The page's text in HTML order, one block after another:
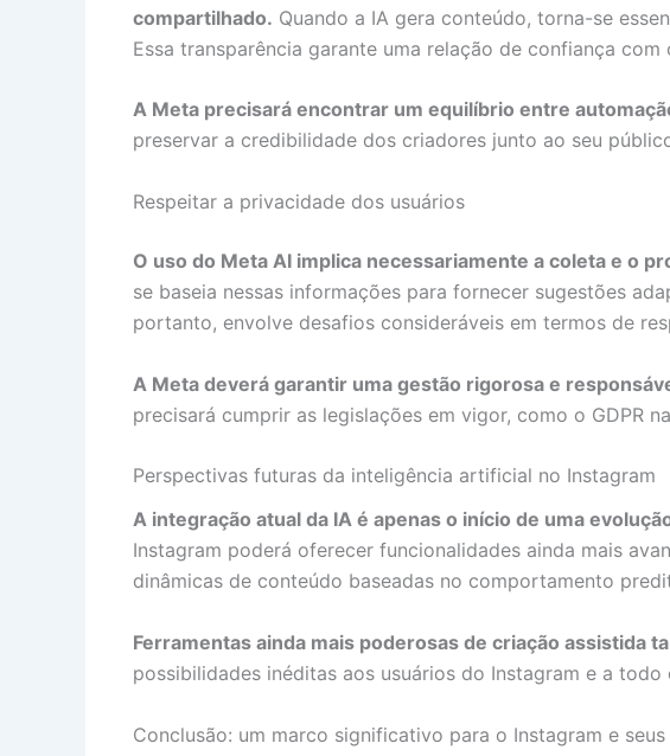
compartilhado. Quando a IA gera conteúdo, torna-se
Essa transparência garante uma relação de confiança com
A Meta precisará encontrar um equilíbrio entre
preservar a credibilidade dos criadores junto ao seu
Respeitar a privacidade dos usuários
O uso do Meta AI implica necessariamente a coleta e o
se baseia nessas informações para fornecer sugestões
portanto, envolve desafios consideráveis em termos de
A Meta deverá garantir uma gestão rigorosa e
precisará cumprir as legislações em vigor, como o GDPR
Perspectivas futuras da inteligência artificial no Instagram
A integração atual da IA é apenas o início de uma
Instagram poderá oferecer funcionalidades ainda mais
dinâmicas de conteúdo baseadas no comportamento
Ferramentas ainda mais poderosas de criação assistida
possibilidades inéditas aos usuários do Instagram e a todo
Conclusão: um marco significativo para o Instagram e seus